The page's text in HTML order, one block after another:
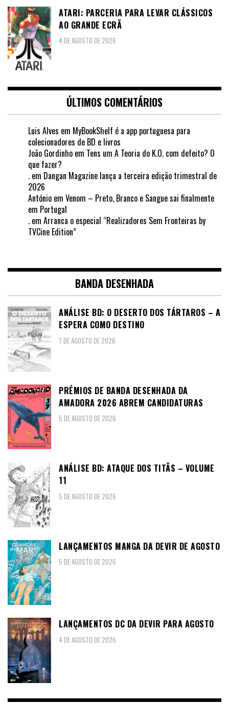
ATARI: PARCERIA PARA LEVAR CLÁSSICOS
AO GRANDE ECRÃ
4 DE AGOSTO DE 2026
ÚLTIMOS COMENTÁRIOS
Luis Alves em MyBookShelf é a app portuguesa para
colecionadores de BD e livros
João Gordinho em Tens um A Teoria do K.O. com defeito? O
que fazer?
. em Dangan Magazine lança a terceira edição trimestral de
2026
António em Venom – Preto, Branco e Sangue sai finalmente
em Portugal
. em Arranca o especial “Realizadores Sem Fronteiras by
TVCine Edition”
BANDA DESENHADA
ANÁLISE BD: O DESERTO DOS TÁRTAROS – A
ESPERA COMO DESTINO
7 DE AGOSTO DE 2026
PRÉMIOS DE BANDA DESENHADA DA
AMADORA 2026 ABREM CANDIDATURAS
5 DE AGOSTO DE 2026
ANÁLISE BD: ATAQUE DOS TITÃS – VOLUME
11
5 DE AGOSTO DE 2026
LANÇAMENTOS MANGA DA DEVIR DE AGOSTO
5 DE AGOSTO DE 2026
LANÇAMENTOS DC DA DEVIR PARA AGOSTO
4 DE AGOSTO DE 2026